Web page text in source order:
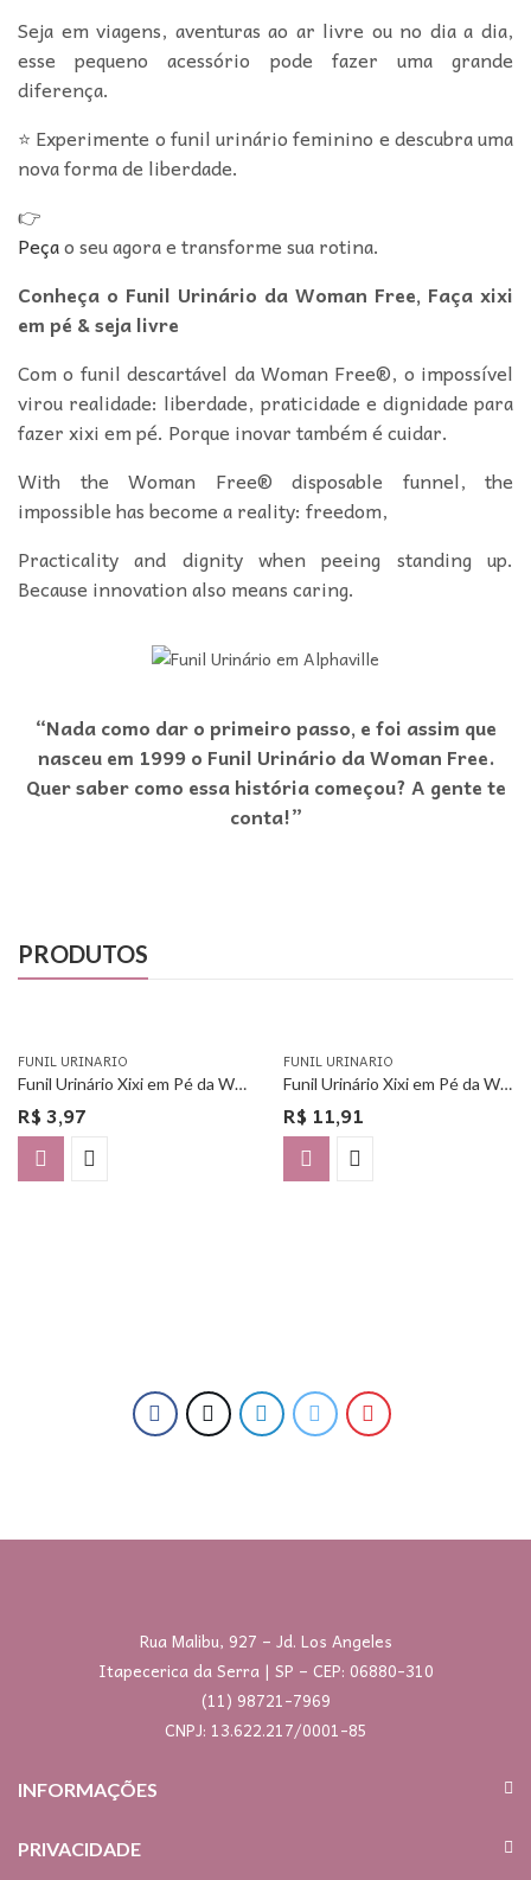
Seja em viagens, aventuras ao ar livre ou no dia a dia,
esse pequeno acessório pode fazer uma grande
diferença.
⭐ Experimente o funil urinário feminino e descubra uma
nova forma de liberdade.
👉
Peçao seu agora e transforme sua rotina.
Conheça o Funil Urinário da Woman Free, Faça xixi
em pé & seja livre
Com o funil descartável da Woman Free®, o impossível
virou realidade: liberdade, praticidade e dignidade para
fazer xixi em pé. Porque inovar também é cuidar.
With the Woman Free® disposable funnel, the
impossible has become a reality: freedom,
Practicality and dignity when peeing standing up.
Because innovation also means caring.
“Nada como dar o primeiro passo, e foi assim que
nasceu em 1999 o Funil Urinário da Woman Free.
Quer saber como essa história começou? A gente te
conta!”
PRODUTOS
FUNIL URINARIO
Funil Urinário Xixi em Pé da Woman Free – Unitário
R$3,97
FUNIL URINARIO
Funil Urinário Xixi em Pé da Woman Free – Com 3 Unidades
R$ 11,91
Rua Malibu, 927 – Jd. Los Angeles
Itapecerica da Serra | SP – CEP: 06880-310
(11) 98721-7969
CNPJ: 13.622.217/0001-85
INFORMAÇÕES
PRIVACIDADE